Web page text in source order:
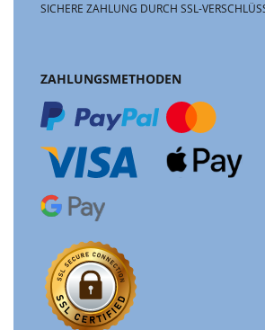
SICHERE ZAHLUNG DURCH SSL-
ZAHLUNGSMETHODEN